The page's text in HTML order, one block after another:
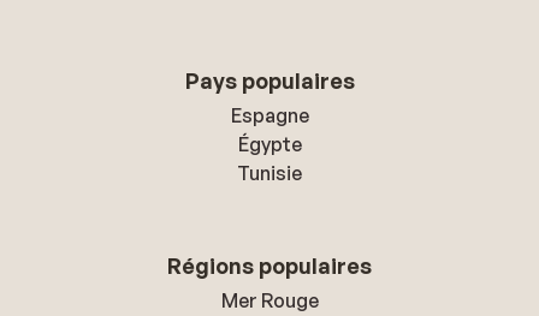
Pays populaires
Espagne
Égypte
Tunisie
Régions populaires
Mer Rouge